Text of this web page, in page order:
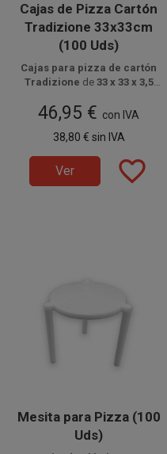
Cajas de Pizza Cartón
Tradizione 33x33cm
(100 Uds)
Cajas para pizza de cartón
Tradizione de 33 x 33 x 3,5
reciclables , ideales para
transportar pizzas grandes con
seguridad y una presentación
profesional.
paquetes de 100 unidades.
46,95 € con IVA
38,80 € sin IVA
Ver favorite_border
Mesita para Pizza (100
Uds)